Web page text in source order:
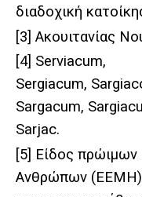
διαδοχική
[3] Ακουιτανίας
[4] Serviacum,
Sergiacum,
Sargacum,
Sarjac.
[5] Είδος
Ανθρώπων